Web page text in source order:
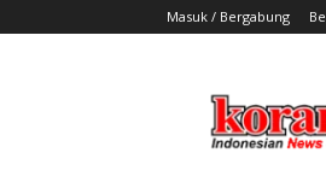
Masuk / Bergabung